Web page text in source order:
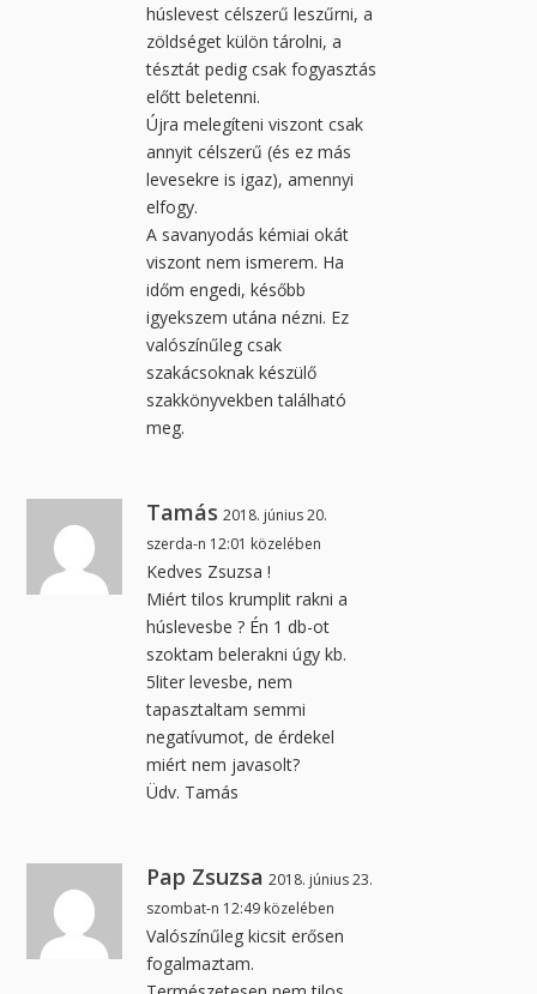
húslevest célszerű leszűrni, a
zöldséget külön tárolni, a
tésztát pedig csak fogyasztás
előtt beletenni.
Újra melegíteni viszont csak
annyit célszerű (és ez más
levesekre is igaz), amennyi
elfogy.
A savanyodás kémiai okát
viszont nem ismerem. Ha
időm engedi, később
igyekszem utána nézni. Ez
valószínűleg csak
szakácsoknak készülő
szakkönyvekben található
meg.
Tamás 2018. június 20.
szerda-n 12:01 közelében
Kedves Zsuzsa !
Miért tilos krumplit rakni a
húslevesbe ? Én 1 db-ot
szoktam belerakni úgy kb.
5liter levesbe, nem
tapasztaltam semmi
negatívumot, de érdekel
miért nem javasolt?
Üdv. Tamás
Pap Zsuzsa 2018. június 23.
szombat-n 12:49 közelében
Valószínűleg kicsit erősen
fogalmaztam.